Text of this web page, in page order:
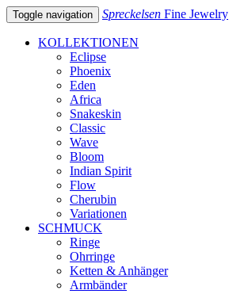
Toggle navigation Spreckelsen Fine Jewelry
KOLLEKTIONEN
Eclipse
Phoenix
Eden
Africa
Snakeskin
Classic
Wave
Bloom
Indian Spirit
Flow
Cherubin
Variationen
SCHMUCK
Ringe
Ohrringe
Ketten & Anhänger
Armbänder